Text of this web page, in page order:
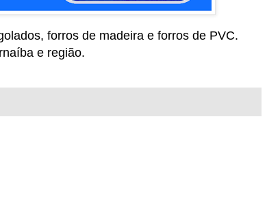
forros de madeira e forros de PVC.
e região.